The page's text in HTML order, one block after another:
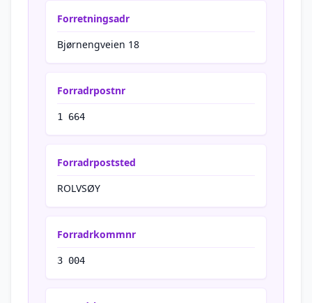
Forretningsadr
Bjørnengveien 18
Forradrpostnr
1 664
Forradrpoststed
ROLVSØY
Forradrkommnr
3 004